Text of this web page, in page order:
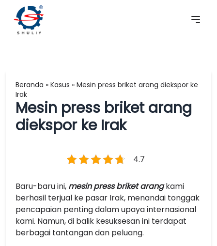
Beranda » Kasus » Mesin press briket arang diekspor ke
Irak
Mesin press briket arang
diekspor ke Irak
4.7
Baru-baru ini, mesin press briket arangkami
berhasil terjual ke pasar Irak, menandai tonggak
pencapaian penting dalam upaya internasional
kami. Namun, di balik kesuksesan ini terdapat
berbagai tantangan dan peluang.